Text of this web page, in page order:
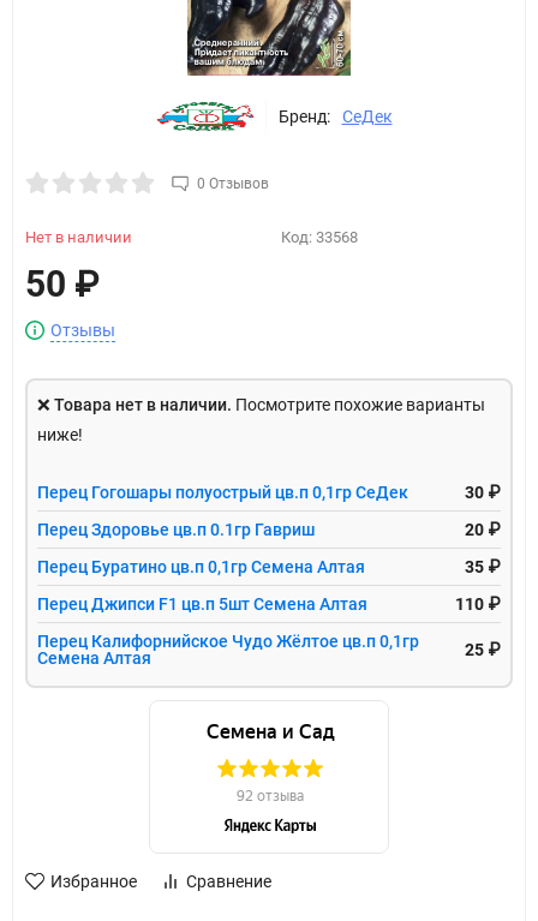
Бренд: СеДек
0 Отзывов
Нет в наличии Код: 33568
50 ₽
Отзывы
❌ Товара нет в наличии. Посмотрите похожие варианты
ниже!
Перец Гогошары полуострый цв.п 0,1гр СеДек
30 ₽
Перец Здоровье цв.п 0.1гр Гавриш
20 ₽
Перец Буратино цв.п 0,1гр Семена Алтая
35 ₽
Перец Джипси F1 цв.п 5шт Семена Алтая
110 ₽
Перец Калифорнийское Чудо Жёлтое цв.п 0,1гр
Семена Алтая
25 ₽
Избранное Сравнение